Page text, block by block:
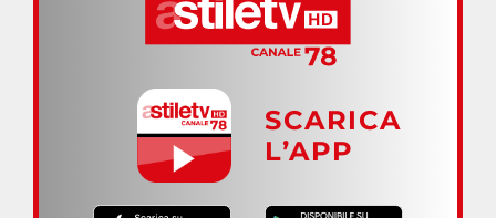
SCARICA
L’APP